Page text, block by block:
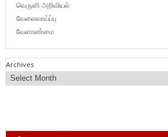
வெருளி அறிவியல்
வேலைவாய்ப்பு
வேளாண்மை
Archives